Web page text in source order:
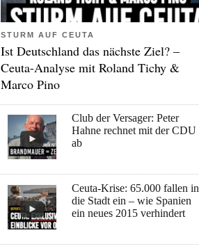
STURM AUF CEUTA
Ist Deutschland das nächste Ziel? –
Ceuta-Analyse mit Roland Tichy &
Marco Pino
Club der Versager: Peter
Hahne rechnet mit der CDU
ab
Ceuta-Krise: 65.000 fallen in
die Stadt ein – wie Spanien
ein neues 2015 verhindert